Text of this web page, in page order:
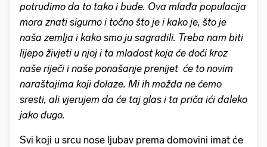
potrudimo da to tako i bude. Ova mlađa populacija
mora znati sigurno i točno što je i kako je, što je
naša zemlja i kako smo ju sagradili. Treba nam biti
lijepo živjeti u njoj i ta mladost koja će doći kroz
naše riječi i naše ponašanje prenijet će to novim
naraštajima koji dolaze. Mi ih možda ne ćemo
sresti, ali vjerujem da će taj glas i ta priča ići daleko
jako dugo.
Svi koji u srcu nose ljubav prema domovini imat će